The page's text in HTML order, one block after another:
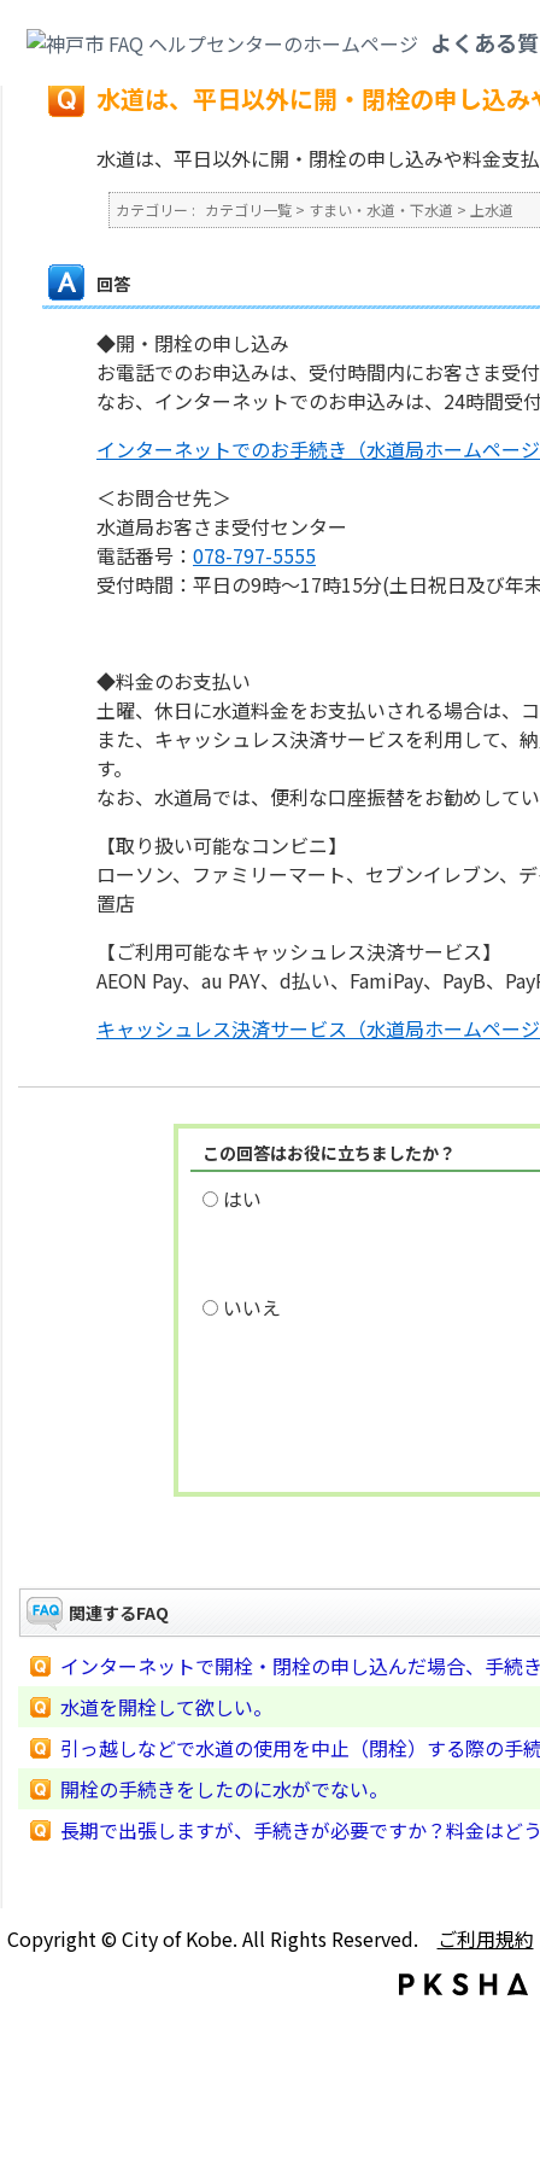
よくある
戻る
水道は、平日以外に開・閉栓の申し込
水道は、平日以外に開・閉栓の申し込みや料金支
カテゴリー : カテゴリ一覧 > すまい・水道・下水道 > 上水道
回答
◆開・閉栓の申し込み
お電話でのお申込みは、受付時間内にお客さま受
なお、インターネットでのお申込みは、24時間受
インターネットでのお手続き（水道局ホームペー
＜お問合せ先＞
水道局お客さま受付センター
電話番号： 078-797-5555
受付時間：平日の9時～17時15分(土日祝日及び年
◆料金のお支払い
土曜、休日に水道料金をお支払いされる場合は、
また、キャッシュレス決済サービスを利用して、
す。
なお、水道局では、便利な口座振替をお勧めして
【取り扱い可能なコンビニ】
ローソン、ファミリーマート、セブンイレブン、
置店
【ご利用可能なキャッシュレス決済サービス】
AEON Pay、au PAY、d払い、FamiPay、PayB、
キャッシュレス決済サービス（水道局ホームペー
この回答はお役に立ちましたか？
はい
いいえ
関連するFAQ
インターネットで開栓・閉栓の申し込んだ場合、手続
水道を開栓して欲しい。
引っ越しなどで水道の使用を中止（閉栓）する際の手
開栓の手続きをしたのに水がでない。
長期で出張しますが、手続きが必要ですか？料金はど
Copyright © City of Kobe. All Rights Reserved. ご利用規約